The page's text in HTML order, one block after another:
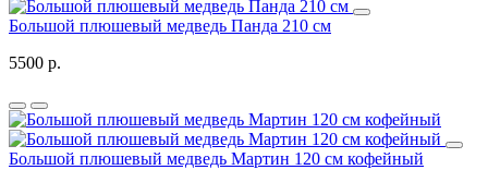
Большой плюшевый медведь Панда 210 см
5500 р.
Большой плюшевый медведь Мартин 120 см кофейный